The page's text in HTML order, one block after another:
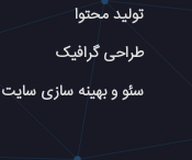
تولید محتوا
طراحی گرافیک
سئو و بهینه سازی سایت